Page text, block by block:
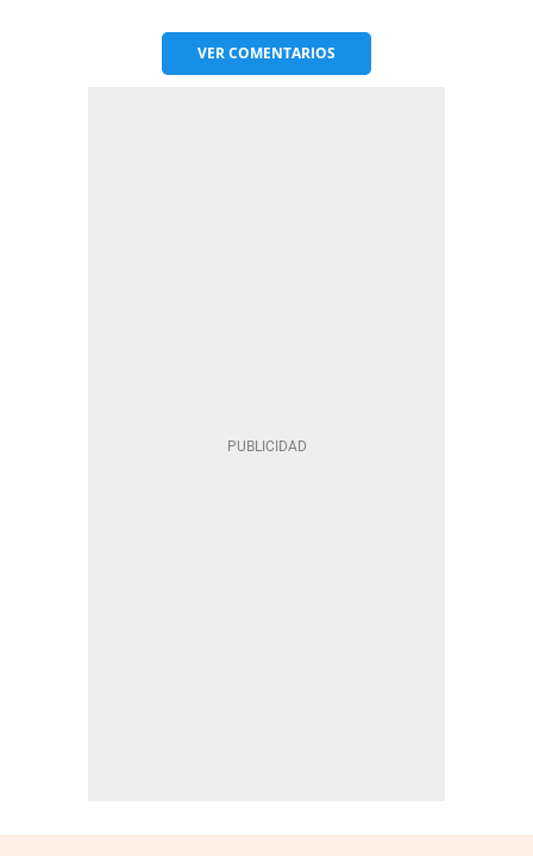
VERCOMENTARIOS